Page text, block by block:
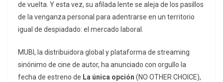
de vuelta. Y esta vez, su afilada lente se aleja de los pasillos
de la venganza personal para adentrarse en un territorio
igual de despiadado: el mercado laboral.
MUBI, la distribuidora global y plataforma de streaming
sinónimo de cine de autor, ha anunciado con orgullo la
fecha de estreno de La única opción (NO OTHER CHOICE),